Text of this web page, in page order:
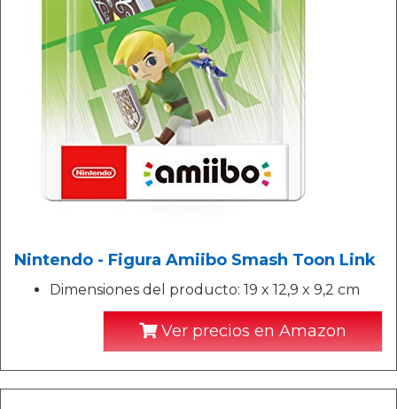
Nintendo - Figura Amiibo Smash Toon Link
Dimensiones del producto: 19 x 12,9 x 9,2 cm
Ver precios en Amazon